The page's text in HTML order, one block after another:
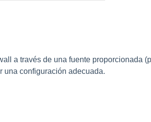
a través de una fuente proporcionada
una configuración adecuada.